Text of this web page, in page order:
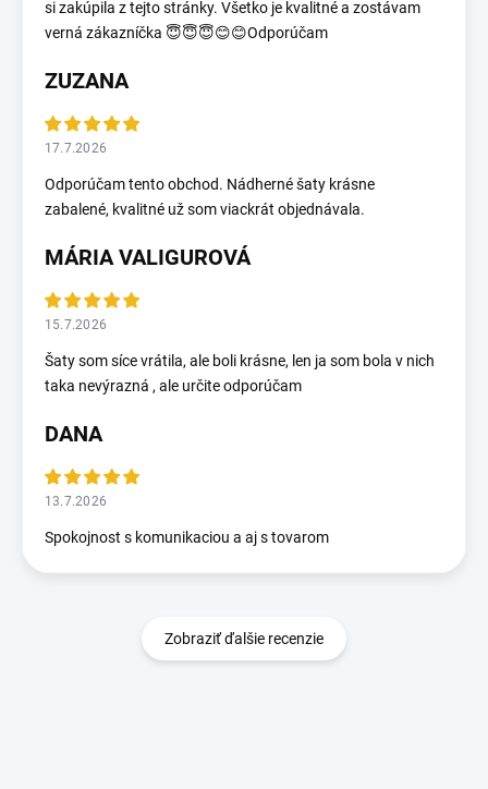
si zakúpila z tejto stránky. Všetko je kvalitné a zostávam
verná zákazníčka 😇😇😇😊😊Odporúčam
ZUZANA
17.7.2026
Odporúčam tento obchod. Nádherné šaty krásne
zabalené, kvalitné už som viackrát objednávala.
MÁRIA VALIGUROVÁ
15.7.2026
Šaty som síce vrátila, ale boli krásne, len ja som bola v nich
taka nevýrazná , ale určite odporúčam
DANA
13.7.2026
Spokojnost s komunikaciou a aj s tovarom
Zobraziť ďalšie recenzie